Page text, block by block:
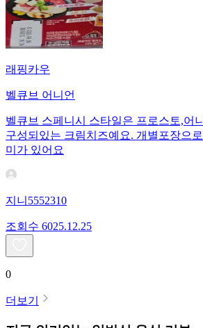
래핑카우
벨큐브 어니언
벨큐브 스페니시 스타일은 프로스토,어
구성되있는 크림치즈예요. 개별포장으
미가 있어요
지니5552310
조회수 6025.12.25
0
더보기